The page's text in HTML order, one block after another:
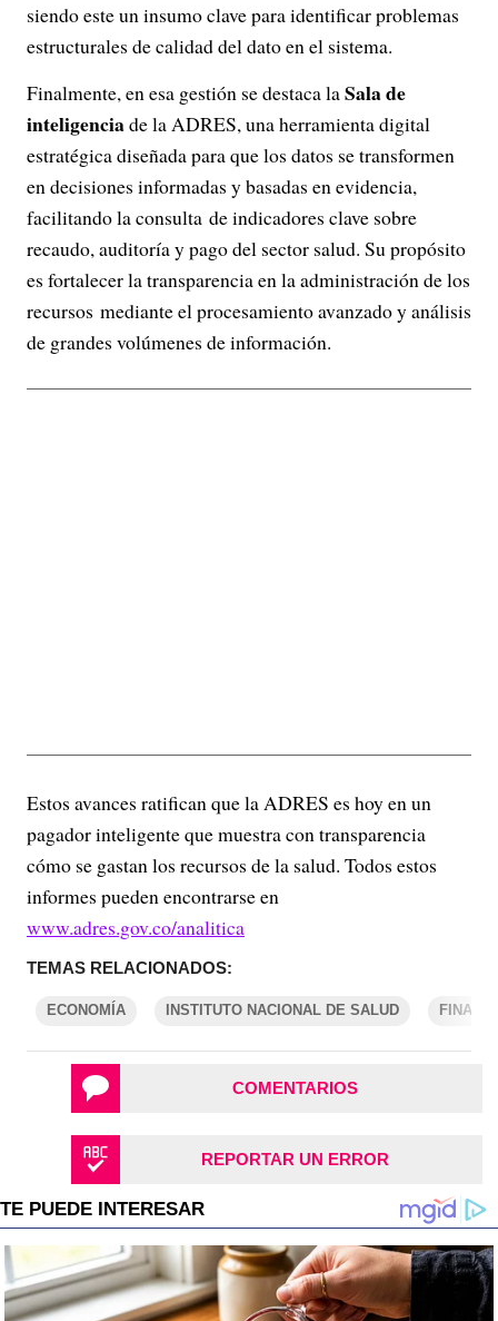
siendo este un insumo clave para identificar problemas
estructurales de calidad del dato en el sistema.
Finalmente, en esa gestión se destaca laSala de
inteligenciade la ADRES, una herramienta digital
estratégica diseñada para que los datos se transformen
en decisiones informadas y basadas en evidencia,
facilitando la consulta de indicadores clave sobre
recaudo, auditoría y pago del sector salud. Su propósito
es fortalecer la transparencia en la administración de los
recursos mediante el procesamiento avanzado y análisis
de grandes volúmenes de información.
Estos avances ratifican que la ADRES es hoy en un
pagador inteligente que muestra con transparencia
cómo se gastan los recursos de la salud. Todos estos
informes pueden encontrarse en
www.adres.gov.co/analitica
TEMAS RELACIONADOS:
ECONOMÍA INSTITUTO NACIONAL DE SALUD
COMENTARIOS
REPORTAR UN ERROR